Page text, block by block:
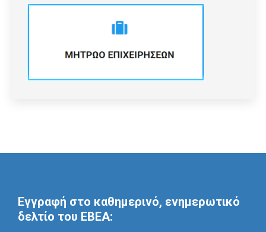
Εγγραφή στο καθημερινό, ενημερωτικό
δελτίο του ΕΒΕΑ: